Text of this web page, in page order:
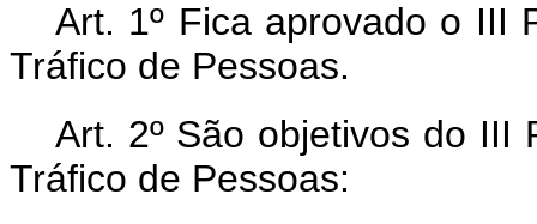
Art. 1º Fica aprovado o III
Tráfico de Pessoas.
Art. 2º São objetivos do III
Tráfico de Pessoas: